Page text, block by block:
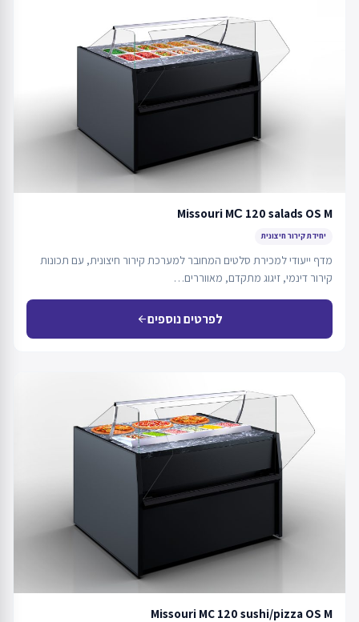
Missouri MС 120 salads OS M
יחידת קירור חיצונית
מדף ייעודי למכירת סלטים המחובר למערכת קירור חיצונית, עם תכונות
קירור דינמי, זיגוג מתקדם, מאווררים…
לפרטים נוספיםarrow_back
Missouri MC 120 sushi/pizza OS M